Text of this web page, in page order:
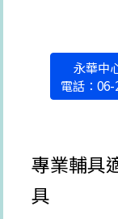
永華中
電話：06-
專業輔具
具